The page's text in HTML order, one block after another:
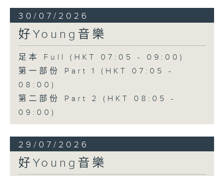
30/07/2026
好Young音樂
足本 Full (HKT 07:05 - 09:00)
第一部份 Part 1 (HKT 07:05 -
08:00)
第二部份 Part 2 (HKT 08:05 -
09:00)
29/07/2026
好Young音樂